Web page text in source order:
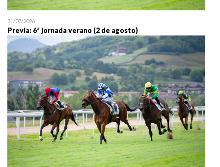
31/07/2026
Previa: 6ª jornada verano (2 de agosto)